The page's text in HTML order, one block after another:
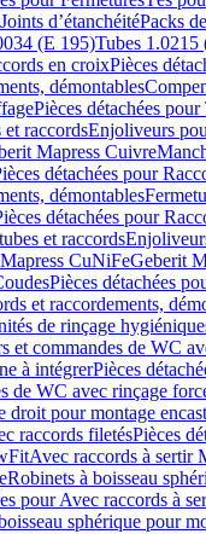
Joints d’étanchéitéPacks
(E 195)Tubes 1.0215
en croixPièces
démontables
Pièces détachées
et raccordsEnjoliveurs
Mapress Cuivre
détachées pour
démontables
détachées pour
et raccords
CuNiFeGeberit
Pièces détachées
et raccordements,
de rinçage
et commandes de WC
à intégrerPièces
de WC avec rinçage
droit pour montage
raccords filetésPièces
Avec raccords à sertir
Robinets à boisseau
pour Avec raccords à
sphérique pour